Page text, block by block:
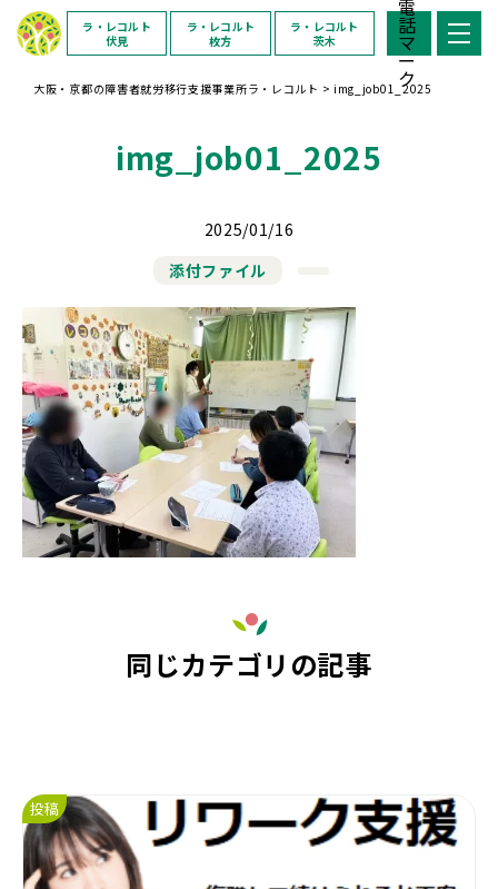
ラ・レコルト
伏見
ラ・レコルト
枚方
ラ・レコルト
茨木
大阪・京都の障害者就労移行支援事業所ラ・レコルト > img_job01_2025
img_job01_2025
2025/01/16
添付ファイル
同じカテゴリの記事
投稿